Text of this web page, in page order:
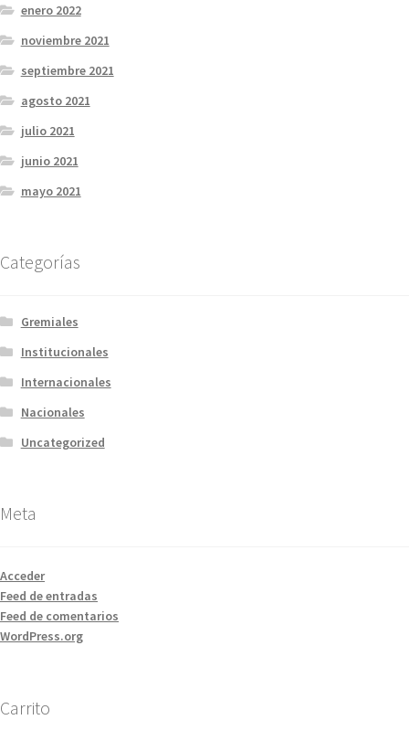
enero 2022
noviembre 2021
septiembre 2021
agosto 2021
julio 2021
junio 2021
mayo 2021
Categorías
Gremiales
Institucionales
Internacionales
Nacionales
Uncategorized
Meta
Acceder
Feed de entradas
Feed de comentarios
WordPress.org
Carrito